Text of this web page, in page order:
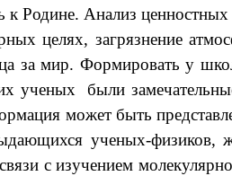
Родине. Анализ
целях, загрязнение
за мир. Формировать у
были
может быть
ученых-физиков,
с изучением